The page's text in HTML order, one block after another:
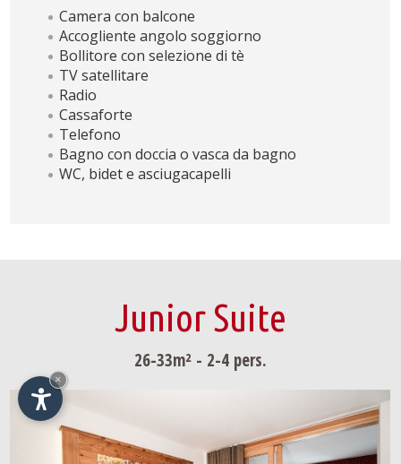
Camera con balcone
Accogliente angolo soggiorno
Bollitore con selezione di tè
TV satellitare
Radio
Cassaforte
Telefono
Bagno con doccia o vasca da bagno
WC, bidet e asciugacapelli
Junior Suite
26-33m² - 2-4 pers.
×